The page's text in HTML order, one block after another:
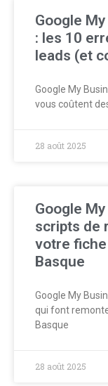
Google
: les 10
leads (et
Google My
vous coûtent
28 août 2025
Google
scripts de
votre fiche
Basque
Google My
qui font
Basque
28 août 2025